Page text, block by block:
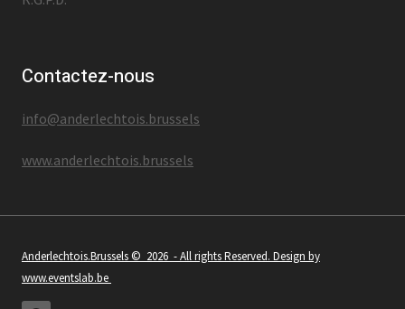
Contactez-nous
info@anderlechtois.brussels
www.anderlechtois.brussels
Anderlechtois.Brussels © 2026 - All rights Reserved. Design by
www.eventslab.be